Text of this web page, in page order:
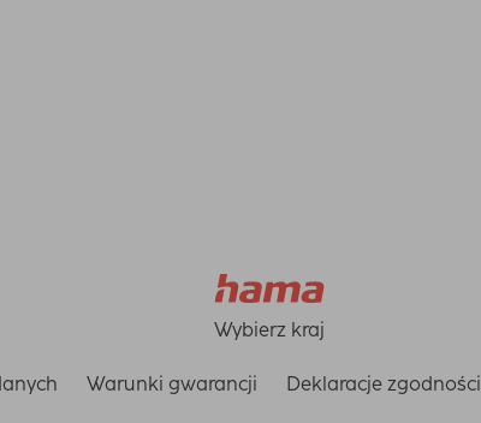
Wybierz kraj
Warunki gwarancji Deklaracje zgodności